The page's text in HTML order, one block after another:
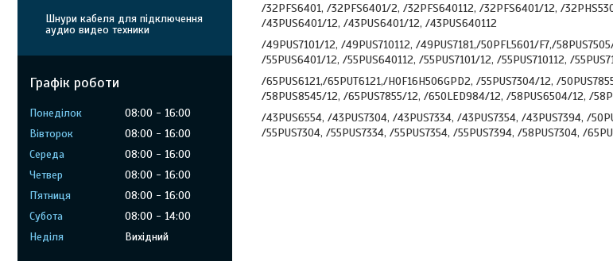
/32PFS6401, /32PFS6401/2, /32PFS640112, /32PFS6401/12, /
/43PUS6401/12, /43PUS6401/12, /43PUS640112
/49PUS7101/12, /49PUS710112, /49PUS7181,/50PFL5601/F7,/
/55PUS6401/12, /55PUS640112, /55PUS7101/12, /55PUS710112, /
/65PUS6121,/65PUT6121,/HOF16H506GPD2, /55PUS7304/12, /
/58PUS8545/12, /65PUS7855/12, /65OLED984/12, /58PUS6504/12, /
/43PUS6554, /43PUS7304, /43PUS7334, /43PUS7354, /43PUS7394, /
/55PUS7304, /55PUS7334, /55PUS7354, /55PUS7394, /58PUS7304, /
Шнури кабеля для підключення
аудио видео техники
Графік роботи
Понеділок 08:00
16:00
Вівторок
08:00
16:00
Середа
08:00
16:00
Четвер
08:00
16:00
Пʼятниця
08:00
16:00
Субота
08:00
14:00
Неділя
Вихідний